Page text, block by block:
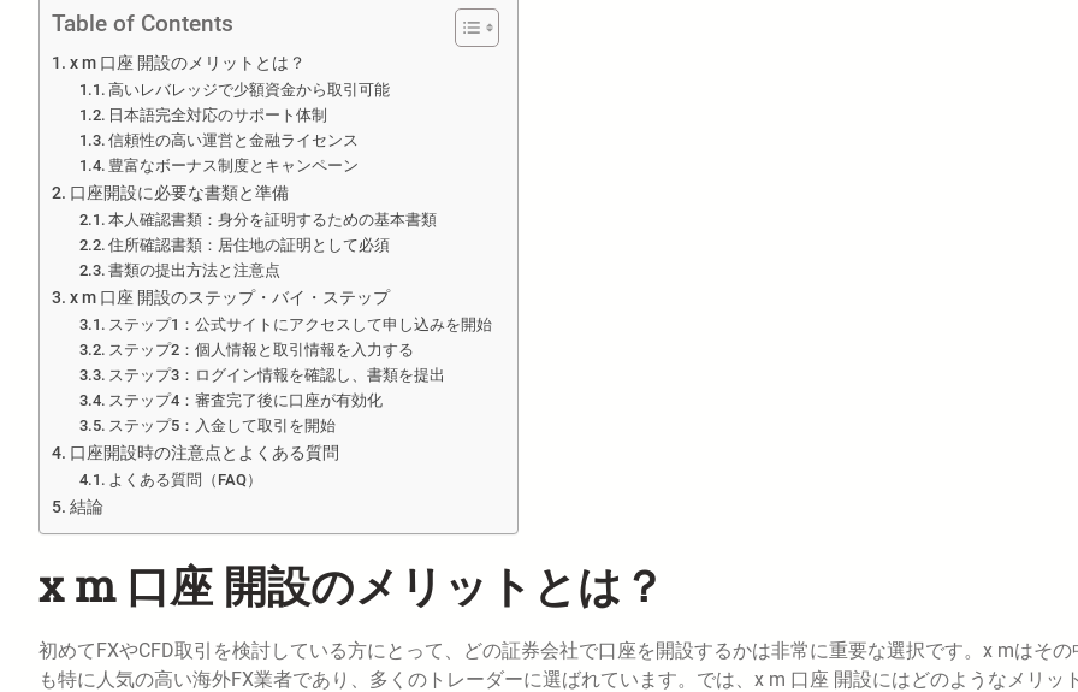
Table of Contents
x m 口座 開設のメリットとは？
高いレバレッジで少額資金から取引可能
日本語完全対応のサポート体制
信頼性の高い運営と金融ライセンス
豊富なボーナス制度とキャンペーン
口座開設に必要な書類と準備
本人確認書類：身分を証明するための基本書類
住所確認書類：居住地の証明として必須
書類の提出方法と注意点
x m 口座 開設のステップ・バイ・ステップ
ステップ1：公式サイトにアクセスして申し込みを開始
ステップ2：個人情報と取引情報を入力する
ステップ3：ログイン情報を確認し、書類を提出
ステップ4：審査完了後に口座が有効化
ステップ5：入金して取引を開始
口座開設時の注意点とよくある質問
よくある質問（FAQ）
結論
x m 口座 開設のメリットとは？
初めてFXやCFD取引を検討している方にとって、どの証券会社で口座を開設するかは非常に重要な選択です。x mはその
も特に人気の高い海外FX業者であり、多くのトレーダーに選ばれています。では、x m 口座 開設にはどのようなメリッ